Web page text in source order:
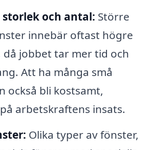
storlek och antal: Större
innebär oftast högre
då jobbet tar mer tid och
Att ha många små
också bli kostsamt,
arbetskraftens insats.
Olika typer av fönster,